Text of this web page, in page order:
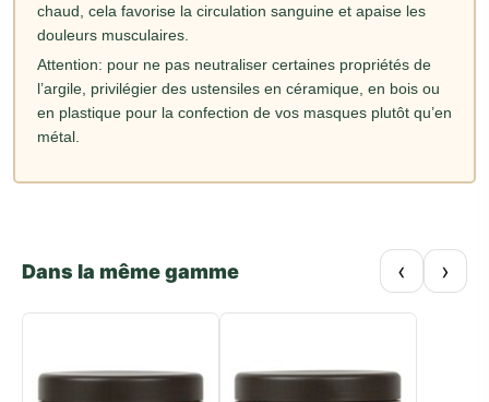
chaud, cela favorise la circulation sanguine et apaise les
douleurs musculaires.
Attention: pour ne pas neutraliser certaines propriétés de
l’argile, privilégier des ustensiles en céramique, en bois ou
en plastique pour la confection de vos masques plutôt qu’en
métal.
Dans la même gamme ‹ ›